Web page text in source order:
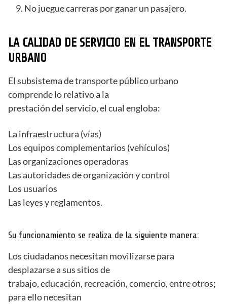
No juegue carreras por ganar un pasajero.
LA CALIDAD DE SERVICIO EN EL TRANSPORTE
URBANO
El subsistema de transporte público urbano
comprende lo relativo a la
prestación del servicio, el cual engloba:
La infraestructura (vías)
Los equipos complementarios (vehículos)
Las organizaciones operadoras
Las autoridades de organización y control
Los usuarios
Las leyes y reglamentos.
Su funcionamiento se realiza de la siguiente manera:
Los ciudadanos necesitan movilizarse para
desplazarse a sus sitios de
trabajo, educación, recreación, comercio, entre otros;
para ello necesitan